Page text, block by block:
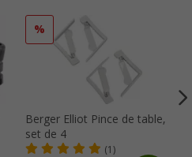
%
Berger Elliot Pince de table,
set de 4
(1)